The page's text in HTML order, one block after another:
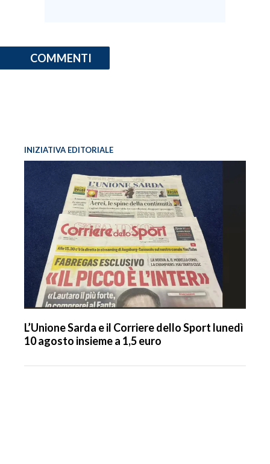
COMMENTI
INIZIATIVA EDITORIALE
L’Unione Sarda e il Corriere dello Sport lunedì
10 agosto insieme a 1,5 euro